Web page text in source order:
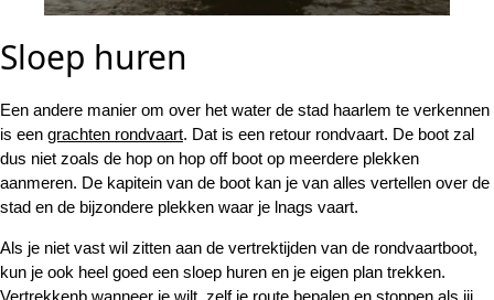
Sloep huren
Een andere manier om over het water de stad haarlem te verkennen
is een grachten rondvaart. Dat is een retour rondvaart. De boot zal
dus niet zoals de hop on hop off boot op meerdere plekken
aanmeren. De kapitein van de boot kan je van alles vertellen over de
stad en de bijzondere plekken waar je lnags vaart.
Als je niet vast wil zitten aan de vertrektijden van de rondvaartboot,
kun je ook heel goed een sloep huren en je eigen plan trekken.
Vertrekkenb wanneer je wilt, zelf je route bepalen en stoppen als jij